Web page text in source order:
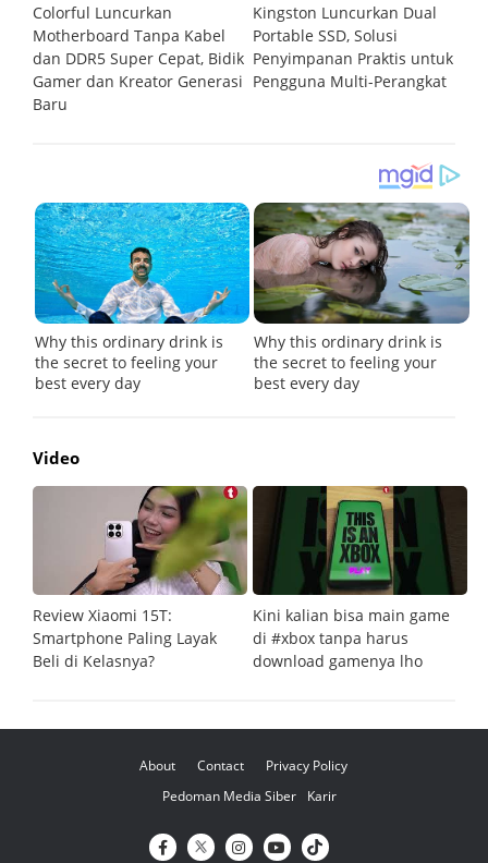
Colorful Luncurkan
Motherboard Tanpa Kabel
dan DDR5 Super Cepat, Bidik
Gamer dan Kreator Generasi
Baru
Kingston Luncurkan Dual
Portable SSD, Solusi
Penyimpanan Praktis untuk
Pengguna Multi-Perangkat
Video
Review Xiaomi 15T:
Smartphone Paling Layak
Beli di Kelasnya?
Kini kalian bisa main game
di #xbox tanpa harus
download gamenya lho
About Contact
Privacy Policy
Pedoman Media Siber
Karir